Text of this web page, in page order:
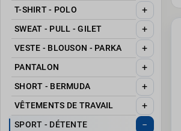
T-SHIRT - POLO +
SWEAT - PULL - GILET +
VESTE - BLOUSON - PARKA +
PANTALON +
SHORT - BERMUDA +
VÊTEMENTS DE TRAVAIL +
SPORT - DÉTENTE −